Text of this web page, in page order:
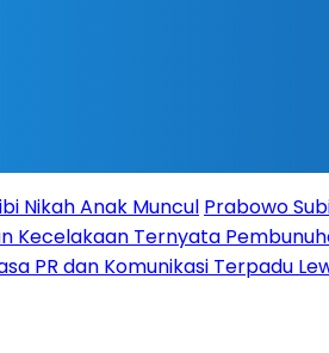
Nikah Anak Muncul Prabowo
Kecelakaan Ternyata
PR dan Komunikasi Terpadu